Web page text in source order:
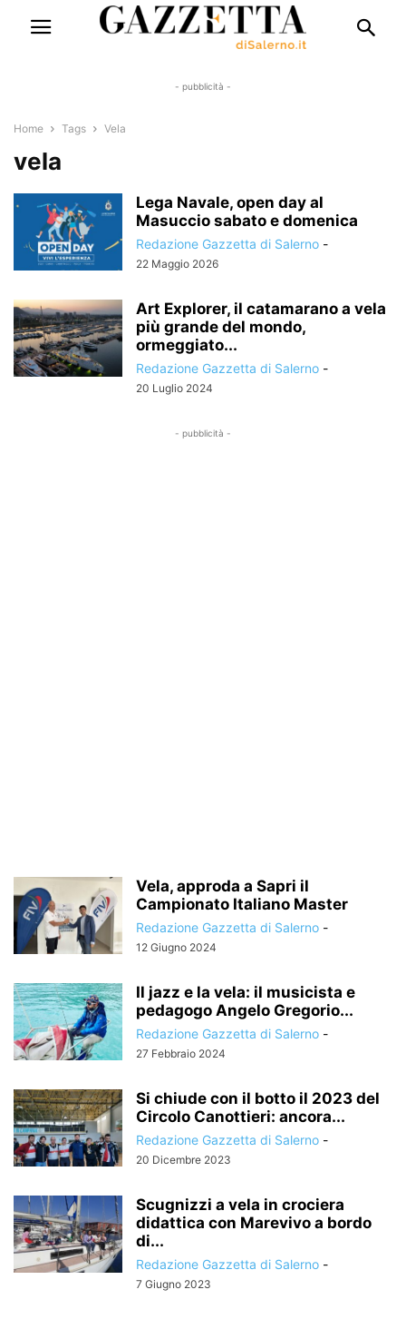
- pubblicità -
Home Tags Vela
vela
Lega Navale, open day al
Masuccio sabato e domenica
Redazione Gazzetta di Salerno -
22 Maggio 2026
Art Explorer, il catamarano a vela
più grande del mondo,
ormeggiato...
Redazione Gazzetta di Salerno -
20 Luglio 2024
- pubblicità -
Vela, approda a Sapri il
Campionato Italiano Master
Redazione Gazzetta di Salerno -
12 Giugno 2024
Il jazz e la vela: il musicista e
pedagogo Angelo Gregorio...
Redazione Gazzetta di Salerno -
27 Febbraio 2024
Si chiude con il botto il 2023 del
Circolo Canottieri: ancora...
Redazione Gazzetta di Salerno -
20 Dicembre 2023
Scugnizzi a vela in crociera
didattica con Marevivo a bordo
di...
Redazione Gazzetta di Salerno -
7 Giugno 2023